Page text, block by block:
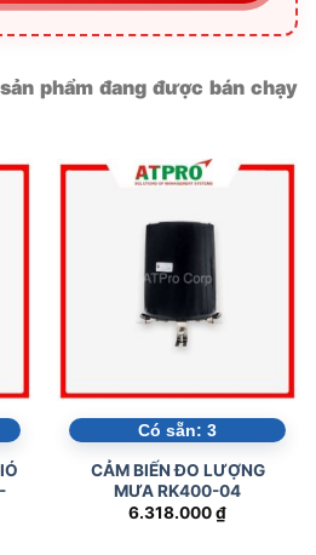
phẩm đang được bán chạy
Có sẵn: 3
CẢM BIẾN ĐO LƯỢNG
MƯA RK400-04
6.318.000₫